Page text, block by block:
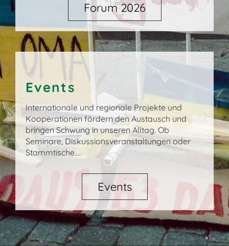
Forum 2026
Events
Internationale und regionale Projekte und
Kooperationen fördern den Austausch und
bringen Schwung in unseren Alltag. Ob
Seminare, Diskussionsveranstaltungen oder
Stammtische....
Events